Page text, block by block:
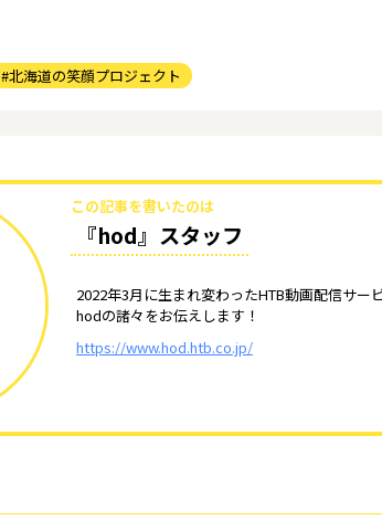
#北海道の笑顔プロジェクト
この記事を書いたのは
『hod』スタッフ
2022年3月に生まれ変わったHTB動画配信サー
hodの諸々をお伝えします！
https://www.hod.htb.co.jp/